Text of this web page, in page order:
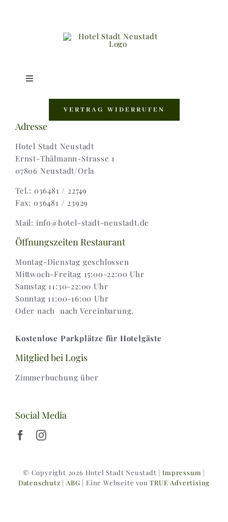
Toggle
Zahlungsweisen |
Widerruf |
Versand & Lieferung
VERTRAG WIDERRUFEN
Adresse
Hotel Stadt Neustadt
Ernst-Thälmann-Strasse 1
07806 Neustadt/Orla
Tel.: 036481 / 22749
Fax: 036481 / 23929
Mail: info@hotel-stadt-neustadt.de
Öffnungszeiten Restaurant
Montag-Dienstag geschlossen
Mittwoch-Freitag 15:00-22:00 Uhr
Samstag 11:30-22:00 Uhr
Sonntag 11:00-16:00 Uhr
Oder nach nach Vereinbarung.
Kostenlose Parkplätze für Hotelgäste
Mitglied bei Logis
Zimmerbuchung über
Social Media
© Copyright 2026 Hotel Stadt Neustadt | Impressum |
Datenschutz | ABG | Eine Webseite vonTRUE Advertising